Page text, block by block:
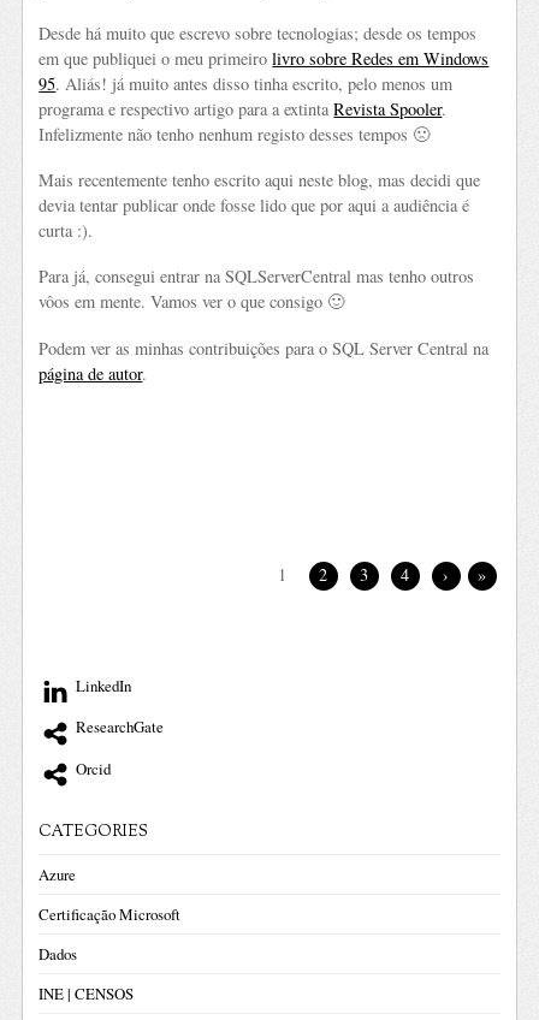
Desde há muito que escrevo sobre tecnologias; desde os tempos
em que publiquei o meu primeirolivro sobre Redes em Windows
95. Aliás! já muito antes disso tinha escrito, pelo menos um
programa e respectivo artigo para a extintaRevista Spooler.
Infelizmente não tenho nenhum registo desses tempos 🙁
Mais recentemente tenho escrito aqui neste blog, mas decidi que
devia tentar publicar onde fosse lido que por aqui a audiência é
curta :).
Para já, consegui entrar na SQLServerCentral mas tenho outros
vôos em mente. Vamos ver o que consigo 🙂
Podem ver as minhas contribuições para o SQL Server Central na
página de autor.
1 2 3 4 › »
LinkedIn
ResearchGate
Orcid
CATEGORIES
Azure
Certificação Microsoft
Dados
INE | CENSOS